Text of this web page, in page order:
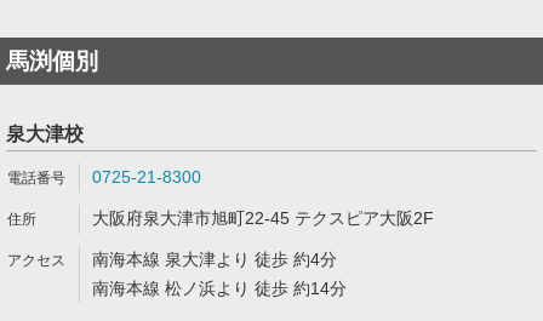
馬渕個別
泉大津校
0725-21-8300
大阪府泉大津市旭町22-45 テクスピア大阪2F
南海本線 泉大津より 徒歩 約4分
南海本線 松ノ浜より 徒歩 約14分